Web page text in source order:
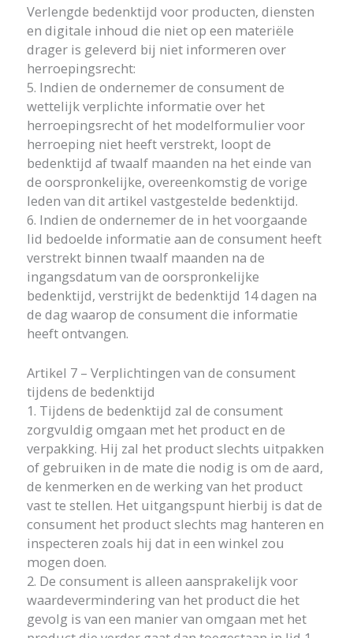
Verlengde bedenktijd voor producten, diensten
en digitale inhoud die niet op een materiële
drager is geleverd bij niet informeren over
herroepingsrecht:
5. Indien de ondernemer de consument de
wettelijk verplichte informatie over het
herroepingsrecht of het modelformulier voor
herroeping niet heeft verstrekt, loopt de
bedenktijd af twaalf maanden na het einde van
de oorspronkelijke, overeenkomstig de vorige
leden van dit artikel vastgestelde bedenktijd.
6. Indien de ondernemer de in het voorgaande
lid bedoelde informatie aan de consument heeft
verstrekt binnen twaalf maanden na de
ingangsdatum van de oorspronkelijke
bedenktijd, verstrijkt de bedenktijd 14 dagen na
de dag waarop de consument die informatie
heeft ontvangen.
Artikel 7 – Verplichtingen van de consument
tijdens de bedenktijd
1. Tijdens de bedenktijd zal de consument
zorgvuldig omgaan met het product en de
verpakking. Hij zal het product slechts uitpakken
of gebruiken in de mate die nodig is om de aard,
de kenmerken en de werking van het product
vast te stellen. Het uitgangspunt hierbij is dat de
consument het product slechts mag hanteren en
inspecteren zoals hij dat in een winkel zou
mogen doen.
2. De consument is alleen aansprakelijk voor
waardevermindering van het product die het
gevolg is van een manier van omgaan met het